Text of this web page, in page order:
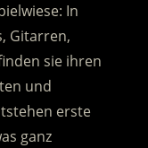
In
Gitarren,
sie ihren
und
erste
ganz